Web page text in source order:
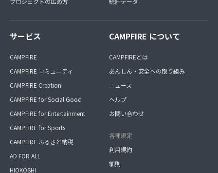
サービス
CAMPFIRE
CAMPFIRE コミュニティ
CAMPFIRE Creation
CAMPFIRE for Social Good
CAMPFIRE for Entertainment
CAMPFIRE for Sports
CAMPFIRE ふるさと納税
AD FOR ALL
HIOKOSHI
CAMPFIRE について
CAMPFIREとは
あんしん・安全への取り組み
ニュース
ヘルプ
お問い合わせ
各種規定
利用規約
細則